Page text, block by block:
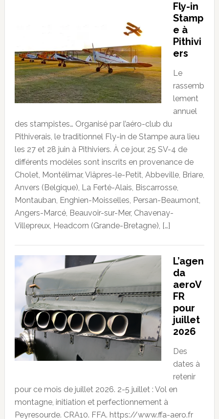
Fly-in
Stamp
e à
Pithivi
ers
Le
rassemb
lement
annuel
des stampistes… Organisé par l’aéro-club du
Pithiverais, le traditionnel Fly-in de Stampe aura lieu
les 27 et 28 juin à Pithiviers. À ce jour, 25 SV-4 de
différents modèles sont inscrits en provenance de
Cholet, Montélimar, Viâpres-le-Petit, Abbeville, Briare,
Anvers (Belgique), La Ferté-Alais, Biscarrosse,
Montauban, Enghien-Moisselles, Persan-Beaumont,
Angers-Marcé, Beauvoir-sur-Mer, Chavenay-
Villepreux, Headcorn (Grande-Bretagne), […]
L’agen
da
aeroV
FR
pour
juillet
2026
Des
dates à
retenir
pour ce mois de juillet 2026. 2-5 juillet : Vol en
montagne, initiation et perfectionnement à
Peyresourde. CRA10. FFA. https://www.ffa-aero.fr